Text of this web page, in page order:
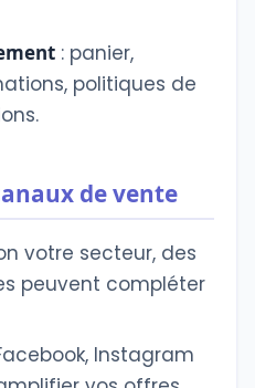
: panier,
politiques de
de vente
votre secteur, des
peuvent compléter
Instagram